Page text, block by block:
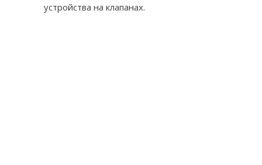
устройства на клапанах.